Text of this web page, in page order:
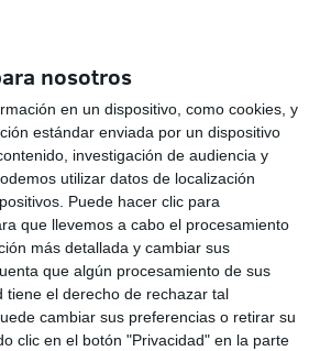
nosotros
en un dispositivo, como cookies, y
estándar enviada por un dispositivo
investigación de audiencia y
utilizar datos de localización
Puede hacer clic para
que llevemos a cabo el procesamiento
más detallada y cambiar sus
que algún procesamiento de sus
el derecho de rechazar tal
cambiar sus preferencias o retirar su
clic en el botón "Privacidad" en la parte